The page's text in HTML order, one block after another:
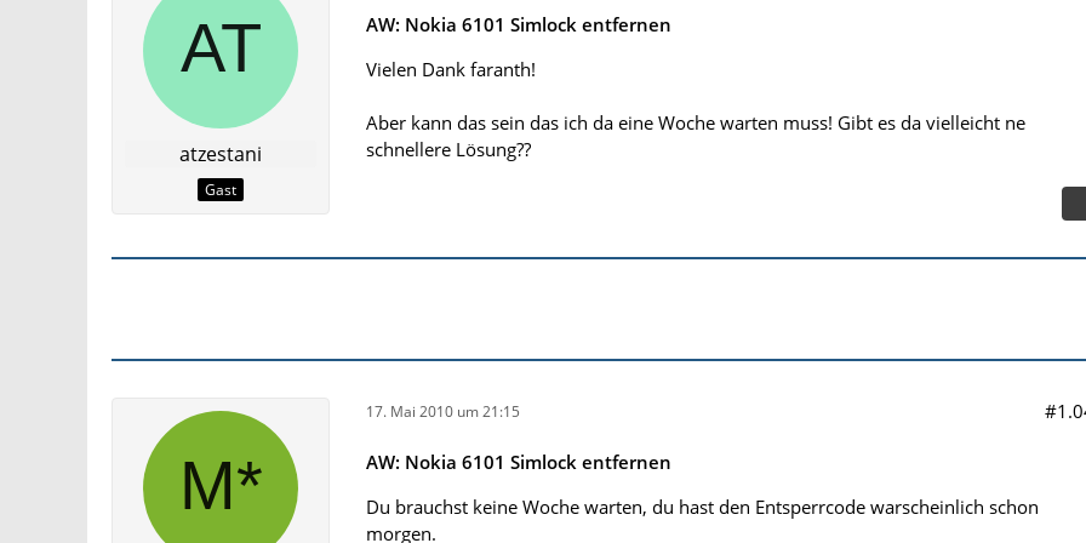
atzestani
Gast
AW: Nokia 6101 Simlock entfernen
Vielen Dank faranth!
Aber kann das sein das ich da eine Woche warten muss! Gibt es da vielleicht ne
schnellere Lösung??
17. Mai 2010 um 21:15
AW: Nokia 6101 Simlock entfernen
Du brauchst keine Woche warten, du hast den Entsperrcode warscheinlich schon
morgen.